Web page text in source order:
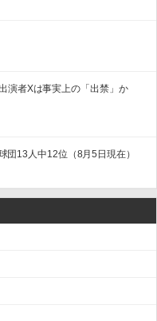
演者Xは事実上の「出禁」か
団13人中12位（8月5日現在）